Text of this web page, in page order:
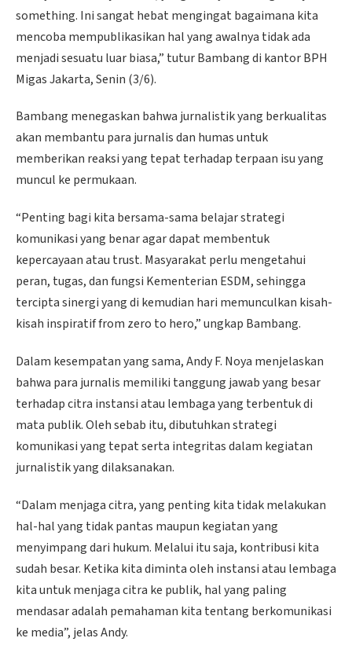
something. Ini sangat hebat mengingat bagaimana kita
mencoba mempublikasikan hal yang awalnya tidak ada
menjadi sesuatu luar biasa,” tutur Bambang di kantor BPH
Migas Jakarta, Senin (3/6).
Bambang menegaskan bahwa jurnalistik yang berkualitas
akan membantu para jurnalis dan humas untuk
memberikan reaksi yang tepat terhadap terpaan isu yang
muncul ke permukaan.
“Penting bagi kita bersama-sama belajar strategi
komunikasi yang benar agar dapat membentuk
kepercayaan atau trust. Masyarakat perlu mengetahui
peran, tugas, dan fungsi Kementerian ESDM, sehingga
tercipta sinergi yang di kemudian hari memunculkan kisah-
kisah inspiratif from zero to hero,” ungkap Bambang.
Dalam kesempatan yang sama, Andy F. Noya menjelaskan
bahwa para jurnalis memiliki tanggung jawab yang besar
terhadap citra instansi atau lembaga yang terbentuk di
mata publik. Oleh sebab itu, dibutuhkan strategi
komunikasi yang tepat serta integritas dalam kegiatan
jurnalistik yang dilaksanakan.
“Dalam menjaga citra, yang penting kita tidak melakukan
hal-hal yang tidak pantas maupun kegiatan yang
menyimpang dari hukum. Melalui itu saja, kontribusi kita
sudah besar. Ketika kita diminta oleh instansi atau lembaga
kita untuk menjaga citra ke publik, hal yang paling
mendasar adalah pemahaman kita tentang berkomunikasi
ke media”, jelas Andy.